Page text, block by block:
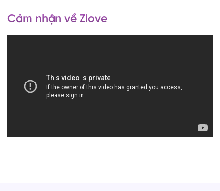
Cảm nhận về Zlove